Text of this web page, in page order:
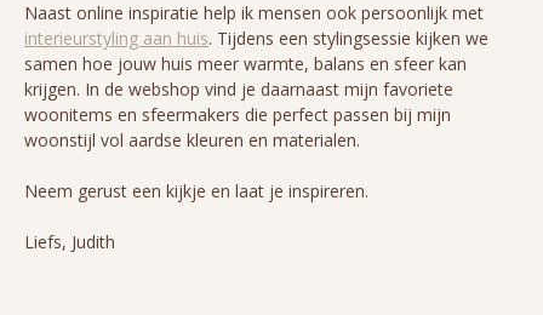
Naast online inspiratie help ik mensen ook persoonlijk met
interieurstyling aan huis. Tijdens een stylingsessie kijken we
samen hoe jouw huis meer warmte, balans en sfeer kan
krijgen. In de webshop vind je daarnaast mijn favoriete
woonitems en sfeermakers die perfect passen bij mijn
woonstijl vol aardse kleuren en materialen.
Neem gerust een kijkje en laat je inspireren.
Liefs, Judith